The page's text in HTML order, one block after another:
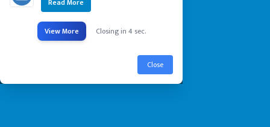
View More Closing in 3 sec.
Close
Google Map